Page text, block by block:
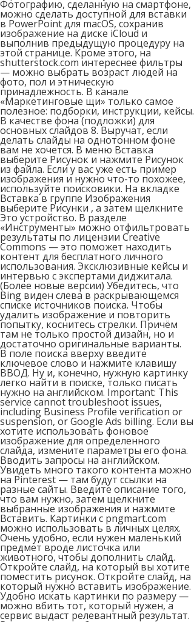
Фотографию, сделанную на смартфоне,
можно сделать доступной для вставки
в PowerPoint для macOS, сохранив
изображение на диске iCloud и
выполнив предыдущую процедуру на
этой странице. Кроме этого, на
shutterstock.com интереснее фильтры
— можно выбрать возраст людей на
фото, пол и этническую
принадлежность. В канале
«Маркетинговые щи» только самое
полезное: подборки, инструкции, кейсы.
В качестве фона (подложки) для
основных слайдов 8. Выручат, если
делать слайды на однотонном фоне
вам не хочется. В меню Вставка
выберите Рисунок и нажмите Рисунок
из файла. Если у вас уже есть пример
изображения и нужно что-то похожее,
используйте поисковики. На вкладке
Вставка в группе Изображения
выберите Рисунки , а затем щелкните
Это устройство. В разделе
«Инструменты» можно отфильтровать
результаты по лицензии Creative
Commons — это поможет находить
контент для бесплатного личного
использования. Эксклюзивные кейсы и
интервью с экспертами диджитала.
(Более новые версии) Убедитесь, что
Bing виден слева в раскрывающемся
списке источников поиска. Чтобы
удалить изображение и повторить
попытку, коснитесь стрелки. Причём
там не только простой дизайн, но и
достаточно оригинальные варианты.
В поле поиска вверху введите
ключевое слово и нажмите клавишу
ВВОД. Ну и, конечно, нужную картинку
легко найти в поиске, только писать
нужно на английском. Important: This
service cannot troubleshoot issues,
including Business Profile verification or
suspension, or Google Ads billing. Если вы
хотите использовать фоновое
изображение для определенного
слайда, измените параметры его фона.
Вводить запросы на английском.
Увидеть много такого контента можно
на Pinterest — там будут ссылки на
разные сайты. Введите описание того,
что вам нужно, затем щелкните
выбранные изображения и нажмите
Вставить. Картинки с pngmart.com
можно использовать в личных целях.
Очень удобно, если нужен маленький
предмет вроде листочка или
животного, чтобы дополнить слайд.
Откройте слайд, на который вы хотите
поместить рисунок. Откройте слайд, на
который нужно вставить изображение.
Удобно искать картинки по размеру —
можно вбить тот, который нужен, а
сервис выдаст релевантный результат.